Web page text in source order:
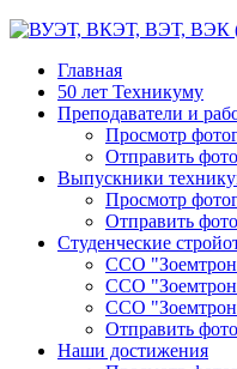
Главная
50 лет Техникуму
Преподаватели и
Просмотр
Отправить
Выпускники
Просмотр
Отправить
Студенческие
ССО
ССО
ССО
Отправить
Наши достижения